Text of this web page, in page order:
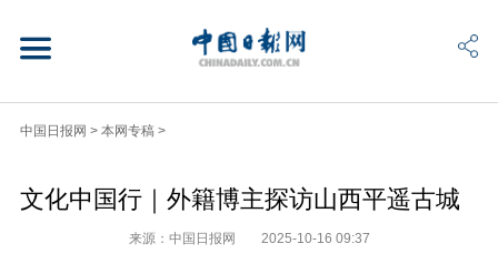
中国日报网 > 本网专稿 >
文化中国行｜外籍博主探访山西平遥古城
来源：中国日报网 2025-10-16 09:37